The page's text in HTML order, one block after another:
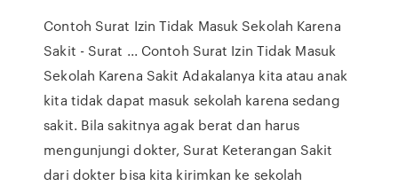
Contoh Surat Izin Tidak Masuk Sekolah Karena
Sakit - Surat ... Contoh Surat Izin Tidak Masuk
Sekolah Karena Sakit Adakalanya kita atau anak
kita tidak dapat masuk sekolah karena sedang
sakit. Bila sakitnya agak berat dan harus
mengunjungi dokter, Surat Keterangan Sakit
dari dokter bisa kita kirimkan ke sekolah